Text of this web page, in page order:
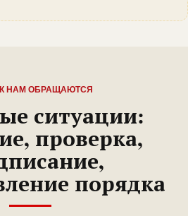
К НАМ ОБРАЩАЮТСЯ
ситуации:
проверка,
порядка